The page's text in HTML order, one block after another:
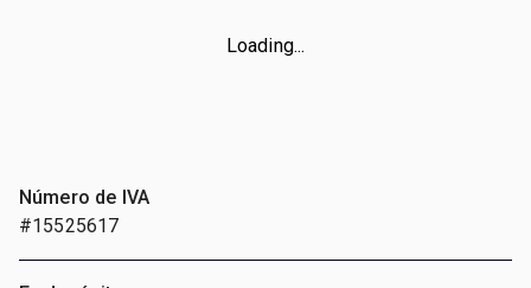
Loading...
Número de IVA
#15525617